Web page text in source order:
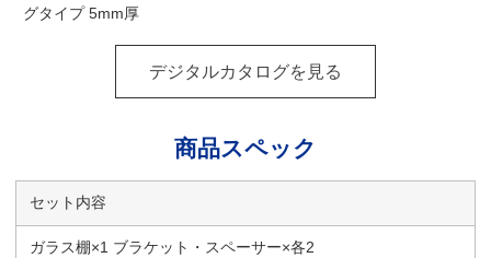
グタイプ 5mm厚
デジタルカタログを見る
商品スペック
セット内容
ガラス棚×1 ブラケット・スペーサー×各2